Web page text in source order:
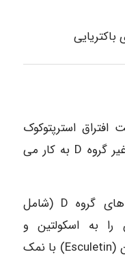
استرپتوکوک
های گروه D از استرپتوکوک های غیر گروه D به کار می
: استرپتوکوک های گروه D (شامل
را به اسکولتین و
دکستروز تجزیه می کنند. اسکولتین (Esculetin) با نمک